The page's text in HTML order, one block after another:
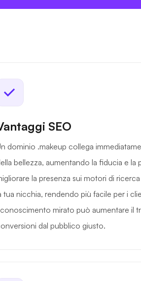
SEO
dominio .makeup collega
bellezza, aumentando la fiducia e la
la presenza sui motori di
tua nicchia, rendendo più facile per i
mirato può aumentare il
dal pubblico giusto.